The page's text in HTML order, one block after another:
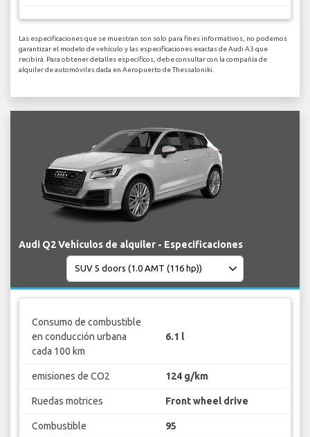
Las especificaciones que se muestran son solo para fines informativos, no podemos
garantizar el modelo de vehículo y las especificaciones exactas de Audi A3 que
recibirá. Para obtener detalles específicos, debe consultar con la compañía de
alquiler de automóviles dada en Aeropuerto de Thessaloniki.
Audi Q2 Vehículos de alquiler - Especificaciones
Consumo de combustible
en conducción urbana
cada 100 km
6.1 l
emisiones de CO2 124 g/km
Ruedas motrices Front wheel drive
Combustible 95